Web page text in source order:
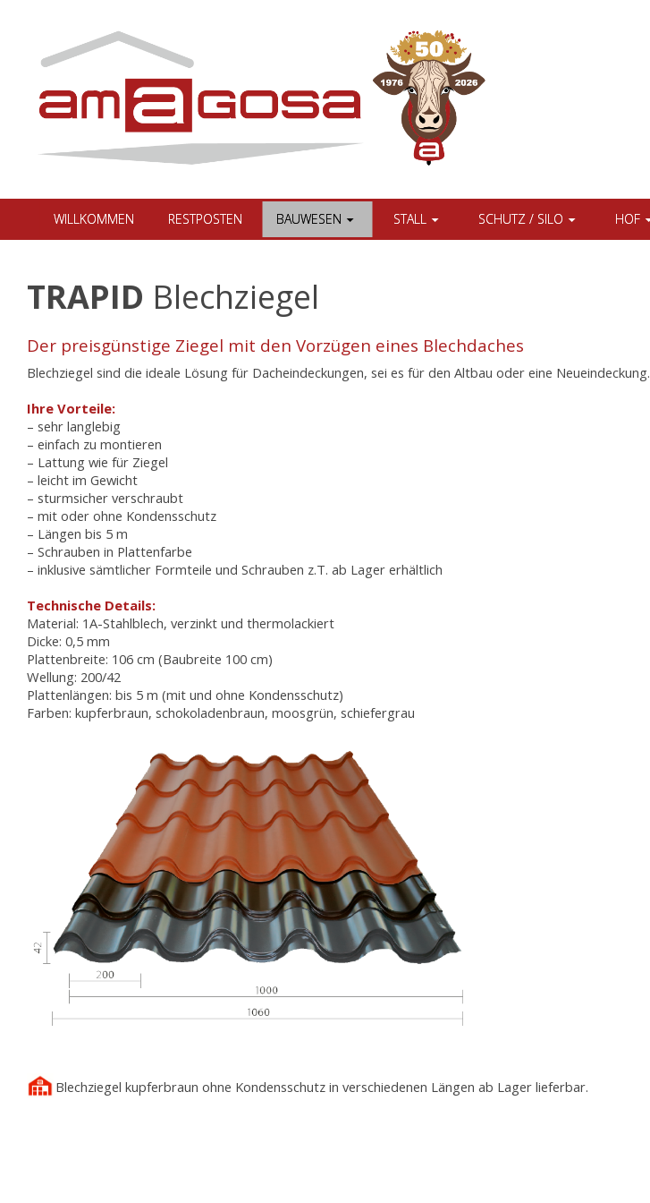
WILLKOMMEN RESTPOSTEN BAUWESEN STALL SCHUTZ / SILO HOF
TRAPID Blechziegel
Der preisgünstige Ziegel mit den Vorzügen eines Blechdaches
Blechziegel sind die ideale Lösung für Dacheindeckungen, sei es für den Altbau oder eine Neueindeckung.
Ihre Vorteile:
– sehr langlebig
– einfach zu montieren
– Lattung wie für Ziegel
– leicht im Gewicht
– sturmsicher verschraubt
– mit oder ohne Kondensschutz
– Längen bis 5 m
– Schrauben in Plattenfarbe
– inklusive sämtlicher Formteile und Schrauben z.T. ab Lager erhältlich
Technische Details:
Material: 1A-Stahlblech, verzinkt und thermolackiert
Dicke: 0,5 mm
Plattenbreite: 106 cm (Baubreite 100 cm)
Wellung: 200/42
Plattenlängen: bis 5 m (mit und ohne Kondensschutz)
Farben: kupferbraun, schokoladenbraun, moosgrün, schiefergrau
Blechziegel kupferbraun ohne Kondensschutz in verschiedenen Längen ab Lager lieferbar.